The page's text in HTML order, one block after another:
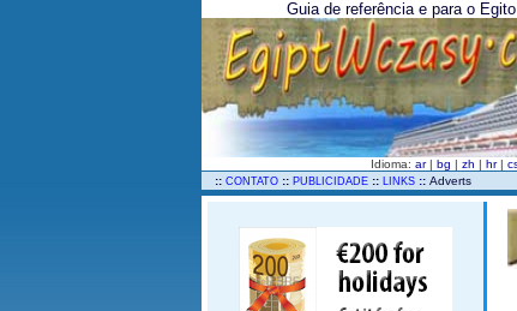
Guia de referência e para o
Idioma: ar | bg | zh | hr |
:: CONTATO :: PUBLICIDADE :: LINKS :: Adverts